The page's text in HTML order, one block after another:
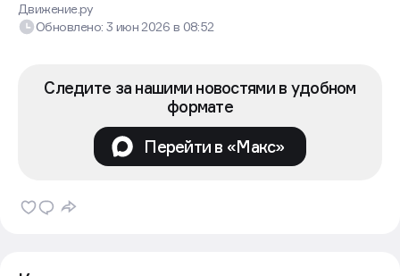
Движение.ру
Обновлено: 3 июн 2026 в 08:52
Следите за нашими новостями в удобном
формате
Перейти в «Макс»